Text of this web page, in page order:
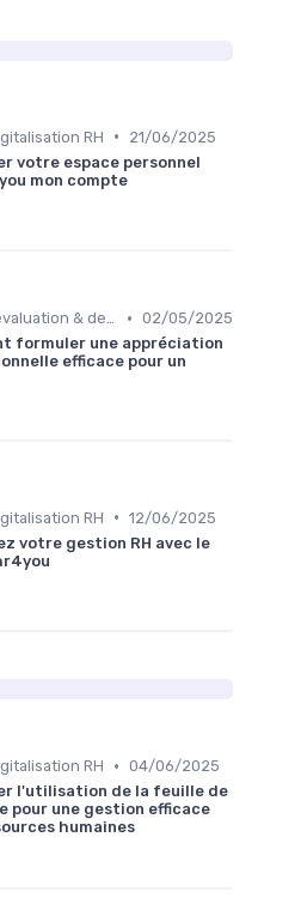
RH •
21/06/2025
votre espace personnel
mon compte
Outils d’évaluation & de feedback • 02/05/2025
formuler une appréciation
efficace pour un
RH • 12/06/2025
votre gestion RH avec le
RH • 04/06/2025
l'utilisation de la feuille de
pour une gestion efficace
humaines